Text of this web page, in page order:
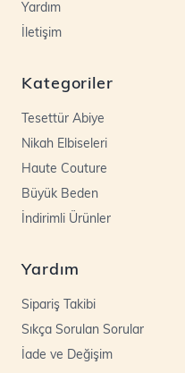
Yardım
İletişim
Kategoriler
Tesettür Abiye
Nikah Elbiseleri
Haute Couture
Büyük Beden
İndirimli Ürünler
Yardım
Sipariş Takibi
Sıkça Sorulan Sorular
İade ve Değişim